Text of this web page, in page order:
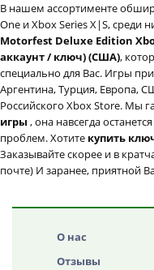
В нашем ассортименте
One и Xbox Series X|S, среди
Motorfest Deluxe Edition
аккаунт / ключ) (США),
специально для Вас. Игры
Аргентина, Турция, Европа,
Российского Xbox Store. Мы
игры , она навсегда
проблем. Хотите купить
Заказывайте скорее и в
почте) И заранее, приятной
О нас
Отзывы